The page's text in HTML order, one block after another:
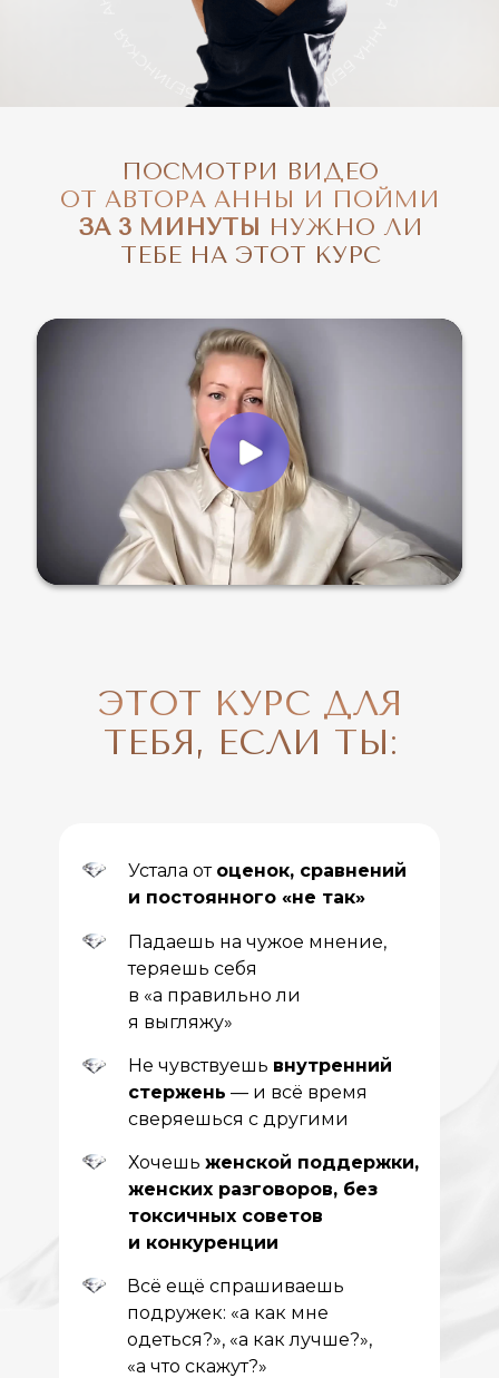
ПОСМОТРИ ВИДЕО
ОТ АВТОРА АННЫ И ПОЙМИ
ЗА 3 МИНУТЫ НУЖНО ЛИ
ТЕБЕ НА ЭТОТ КУРС
ЭТОТ КУРС ДЛЯ
ТЕБЯ, ЕСЛИ ТЫ:
Устала от оценок, сравнений
и постоянного «не так»
Не чувствуешь внутренний
стержень — и всё время
сверяешься с другими
Хочешь женской поддержки,
женских разговоров, без
токсичных советов
и конкуренции
Всё ещё спрашиваешь
подружек: «а как мне
одеться?», «а как лучше?»,
«а что скажут?»
Падаешь на чужое мнение,
теряешь себя
в «а правильно ли
я выгляжу»